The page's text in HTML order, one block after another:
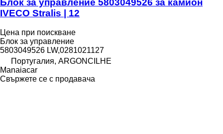
Блок за управление 5803049526 за камион
IVECO Stralis | 12
Цена при поискване
Блок за управление
5803049526 LW,0281021127
Португалия, ARGONCILHE
Manaiacar
Свържете се с продавача